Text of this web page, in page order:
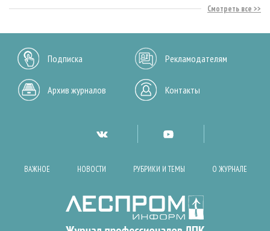
Смотреть все
Подписка Рекламодателям
Архив журналов Контакты
ВАЖНОЕ НОВОСТИ РУБРИКИ И ТЕМЫ О ЖУРНАЛЕ